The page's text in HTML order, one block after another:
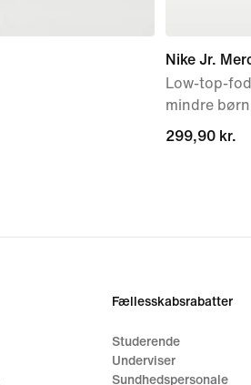
Nike Jr.
Low-top-
mindre børn
299,90 kr.
299,90 kr.
Fællesskabsrabatter
Studerende
Underviser
Sundhedspersonale